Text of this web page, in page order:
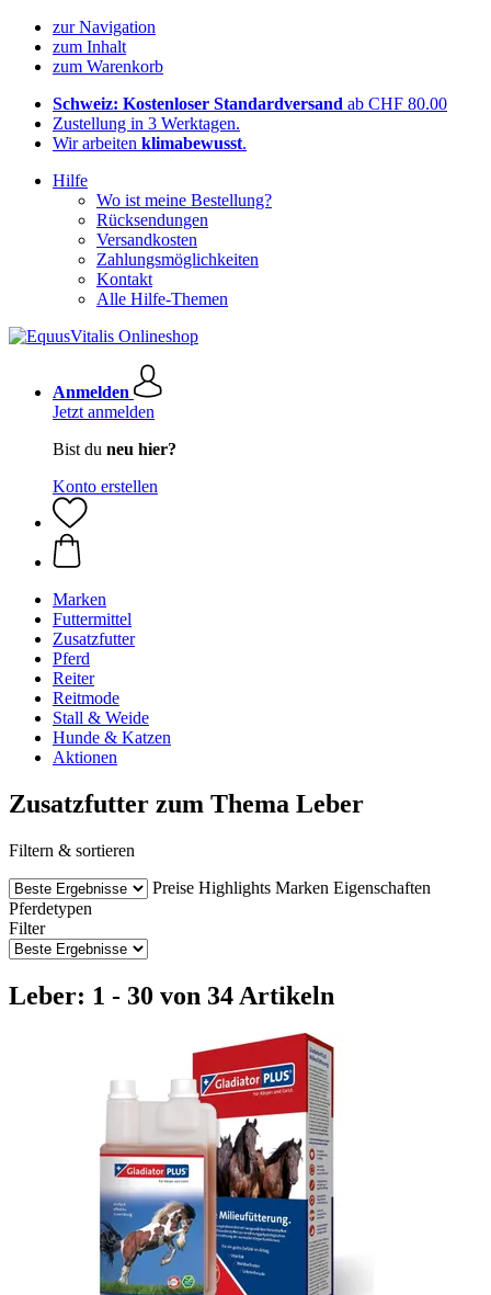
zur Navigation
zum Inhalt
zum Warenkorb
Schweiz: Kostenloser Standardversand ab CHF 80.00
Zustellung in 3 Werktagen.
Wir arbeiten klimabewusst.
Hilfe
Wo ist meine Bestellung?
Rücksendungen
Versandkosten
Zahlungsmöglichkeiten
Kontakt
Alle Hilfe-Themen
Anmelden
Jetzt anmelden
Bist du neu hier?
Konto erstellen
Marken
Futtermittel
Zusatzfutter
Pferd
Reiter
Reitmode
Stall & Weide
Hunde & Katzen
Aktionen
Zusatzfutter zum Thema Leber
Filtern & sortieren
Preise Highlights Marken Eigenschaften
Pferdetypen
Filter
Leber: 1 - 30 von 34 Artikeln